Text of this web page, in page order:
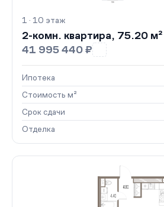
1 · 10 этаж
2-комн. квартира, 75.20 м²
41 995 440 ₽
Ипотека
Стоимость м²
Срок сдачи
Отделка